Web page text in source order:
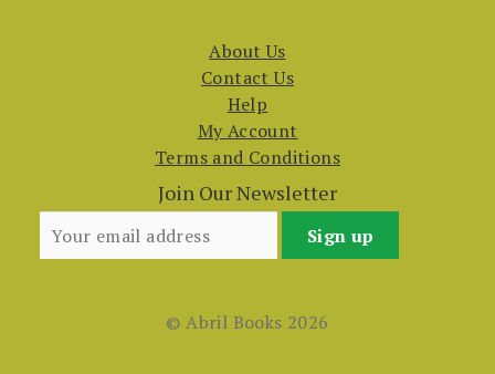
About Us
Contact Us
Help
My Account
Terms and Conditions
Join Our Newsletter
© Abril Books 2026